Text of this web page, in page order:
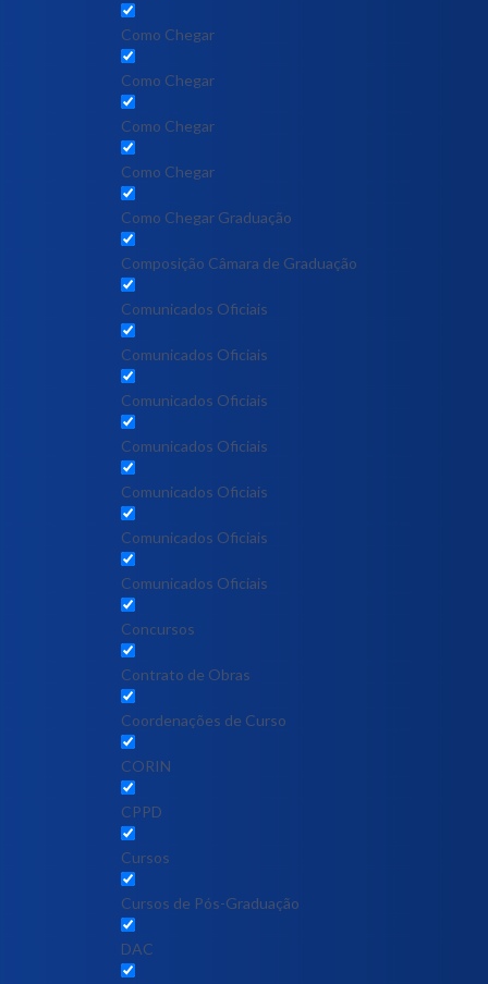
Como Chegar
Como Chegar
Como Chegar
Como Chegar
Como Chegar Graduação
Composição Câmara de Graduação
Comunicados Oficiais
Comunicados Oficiais
Comunicados Oficiais
Comunicados Oficiais
Comunicados Oficiais
Comunicados Oficiais
Comunicados Oficiais
Concursos
Contrato de Obras
Coordenações de Curso
CORIN
CPPD
Cursos
Cursos de Pós-Graduação
DAC